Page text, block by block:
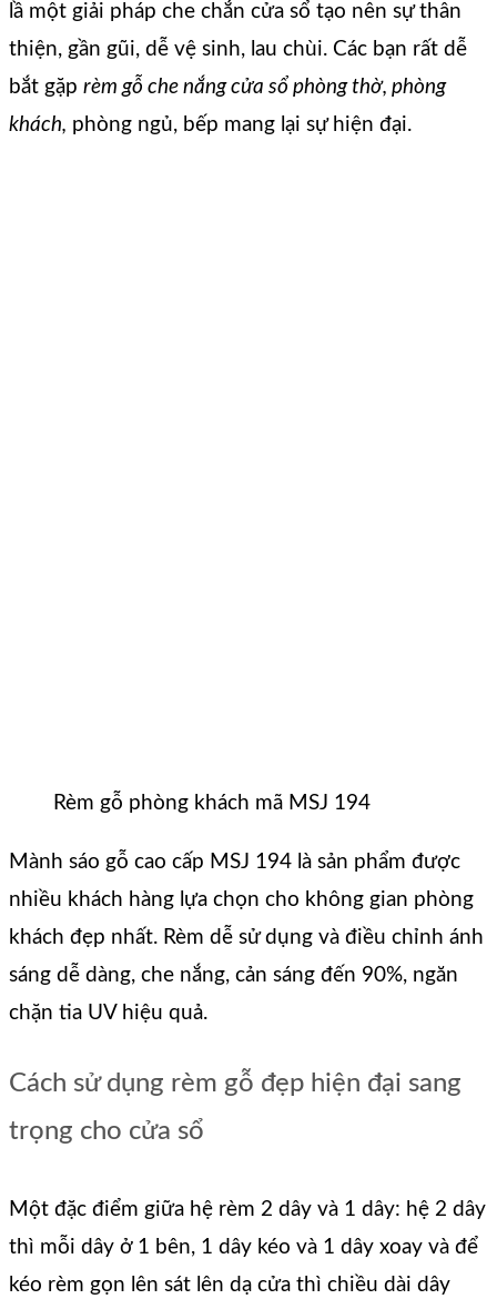
lầ một giải pháp che chắn cửa sổ tạo nên sự thân
thiện, gần gũi, dễ vệ sinh, lau chùi. Các bạn rất dễ
bắt gặp rèm gỗ che nắng cửa sổ phòng thờ, phòng
khách, phòng ngủ, bếp mang lại sự hiện đại.
Rèm gỗ phòng khách mã MSJ 194
Mành sáo gỗ cao cấp MSJ 194 là sản phẩm được
nhiều khách hàng lựa chọn cho không gian phòng
khách đẹp nhất. Rèm dễ sử dụng và điều chỉnh ánh
sáng dễ dàng, che nắng, cản sáng đến 90%, ngăn
chặn tia UV hiệu quả.
Cách sử dụng rèm gỗ đẹp hiện đại sang
trọng cho cửa sổ
Một đặc điểm giữa hệ rèm 2 dây và 1 dây: hệ 2 dây
thì mỗi dây ở 1 bên, 1 dây kéo và 1 dây xoay và để
kéo rèm gọn lên sát lên dạ cửa thì chiều dài dây